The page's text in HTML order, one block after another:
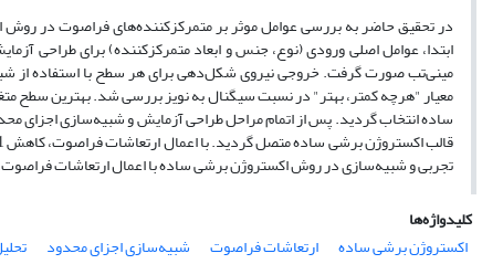
در تحقیق حاضر به بررسی عوامل موثر بر متمرکزکننده‌های فراصوت در
ابتدا، عوامل اصلی ورودی (نوع، جنس و ابعاد متمرکزکننده) برای طراحی
مینی‌تب صورت گرفت. خروجی نیروی شکل‌دهی برای هر سطح با استفاده از
معیار "هرچه کمتر، بهتر" در نسبت سیگنال به نویز بررسی شد. بهترین سطح
ساده انتخاب گردید. پس از اتمام مراحل طراحی آزمایش و شبیه‌سازی اجزای
تجربی و شبیه‌سازی در روش اکستروژن برشی ساده با اعمال ارتعاشات فراصوت، مقدار خطای 9% را نشان داد که صحت شبیه‌سازی
کلیدواژه‌ها
اکستروژن برشی ساده
ارتعاشات فراصوت شبیه‌سازی اجزای محدود